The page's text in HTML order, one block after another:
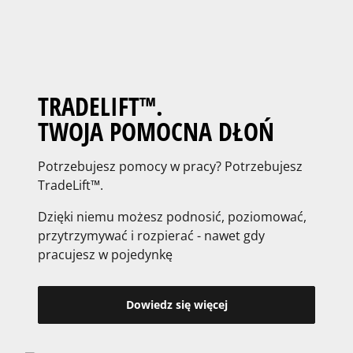
TRADELIFT™.
TWOJA POMOCNA DŁOŃ
Potrzebujesz pomocy w pracy? Potrzebujesz
TradeLift™.
Dzięki niemu możesz podnosić, poziomować,
przytrzymywać i rozpierać - nawet gdy
pracujesz w pojedynkę
Dowiedz się więcej